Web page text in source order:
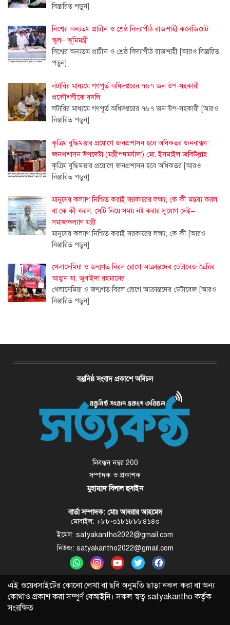
বিস্তারিত পড়ুন]
বিশ্বের অন্যতম প্রাচীন ও শ্রেষ্ঠ বিদ্যাপীঠ রাজশাহী কলেজিয়েট
স্কুল– ভূমিমন্ত্রী
বিশ্বের অন্যতম প্রাচীন ও শ্রেষ্ঠ বিদ্যাপীঠ রাজশাহী [আরও বিস্তারিত
পড়ুন]
লটারির মাধ্যমে গণপূর্ত অধিদপ্তরের ৭৬৭ জন উপ-সহকারী
প্রকৌশলীকে বদলি
লটারির মাধ্যমে গণপূর্ত অধিদপ্তরের ৭৬৭ জন উপ-সহকারী [আরও
বিস্তারিত পড়ুন]
কৃত্রিম বুদ্ধিমত্তার প্রয়োগে জনপ্রশাসন হবে অধিকতর জনবান্ধব:
জনপ্রশাসন উপদেষ্টা (মন্ত্রীপদমর্যাদা) মো. ইসমাইল জবিউল্লাহ
কৃত্রিম বুদ্ধিমত্তার প্রয়োগে জনপ্রশাসন হবে অধিকতর [আরও
বিস্তারিত পড়ুন]
মানুষের কল্যাণ নিশ্চিত করাই সরকারের লক্ষ্য; কে কী মন্তব্য করল
বা কে কী করল, সেটি নিয়ে সময় নষ্ট করার সুযোগ নেই–
সমাজকল্যাণ মন্ত্রী
মানুষের কল্যাণ নিশ্চিত করাই সরকারের লক্ষ্য; কে কী [আরও
বিস্তারিত পড়ুন]
থেলাসেমিয়া ও জন্মগত বিরল রোগে আক্রান্তদের ডেটাবেজ তৈরির
আহ্বান ডা. জুবাইদা রহমানের
থেলাসেমিয়া ও জন্মগত বিরল রোগে আক্রান্তদের ডেটাবেজ [আরও
বিস্তারিত পড়ুন]
বস্তুনিষ্ঠ সংবাদ প্রকাশে অবিচল
নিবন্ধন নম্বর 200
সম্পাদক ও প্রকাশক
মুহাম্মাদ বিলাল হুসাইন
বার্তা সম্পাদক: মোঃ আবরার আহমেদ
মোবাইল: +৮৮-০১৮১৮৮৮৪১৪০
ইমেল: satyakantho2022@gmail.com
নিউজ: satyakantho2022@gmail.com
এই ওয়েবসাইটের কোনো লেখা বা ছবি অনুমতি ছাড়া নকল করা বা অন্য
কোথাও প্রকাশ করা সম্পূর্ণ বেআইনি। সকল স্বত্ব satyakantho কর্তৃক
সংরক্ষিত